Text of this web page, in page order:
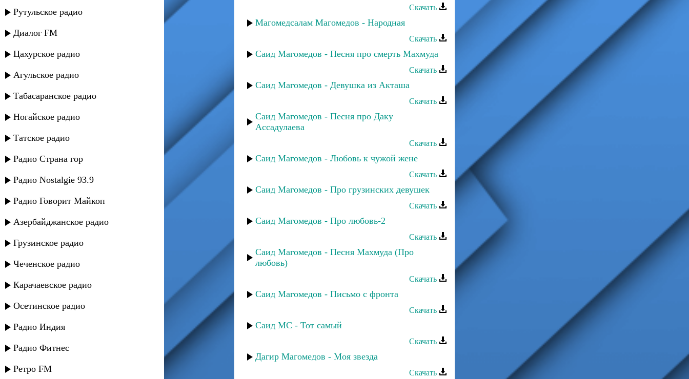
Рутульское радио
Диалог FM
Цахурское радио
Агульское радио
Табасаранское радио
Ногайское радио
Татское радио
Радио Страна гор
Радио Nostalgie 93.9
Радио Говорит Майкоп
Азербайджанское радио
Грузинское радио
Чеченское радио
Карачаевское радио
Осетинское радио
Радио Индия
Радио Фитнес
Ретро FM
Скачать
Магомедсалам Магомедов - Народная
Скачать
Саид Магомедов - Песня про смерть Махмуда
Скачать
Саид Магомедов - Девушка из Акташа
Скачать
Саид Магомедов - Песня про Даку
Ассадулаева
Скачать
Саид Магомедов - Любовь к чужой жене
Скачать
Саид Магомедов - Про грузинских девушек
Скачать
Саид Магомедов - Про любовь-2
Скачать
Саид Магомедов - Песня Махмуда (Про
любовь)
Скачать
Саид Магомедов - Письмо с фронта
Скачать
Саид МС - Тот самый
Скачать
Дагир Магомедов - Моя звезда
Скачать